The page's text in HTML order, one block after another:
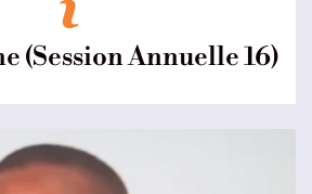
(Session Annuelle 16)